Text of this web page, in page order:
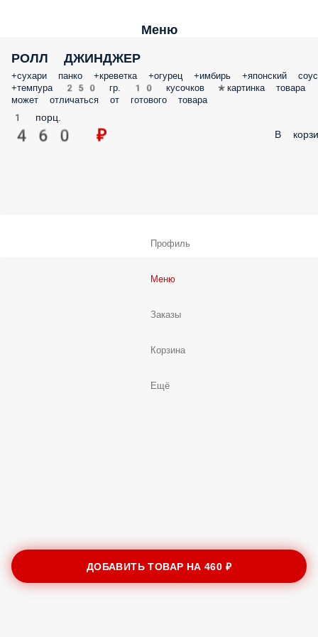
Меню
РОЛЛ ДЖИНДЖЕР
+сухари панко +креветка +огурец +имбирь +японский соус
+темпура 250 гр. 10 кусочков *картинка товара
может отличаться от готового товара
1 порц.
460 ₽ В
ДОБАВИТЬ ТОВАР НА460 ₽
Профиль
Меню
Заказы
Корзина
Ещё